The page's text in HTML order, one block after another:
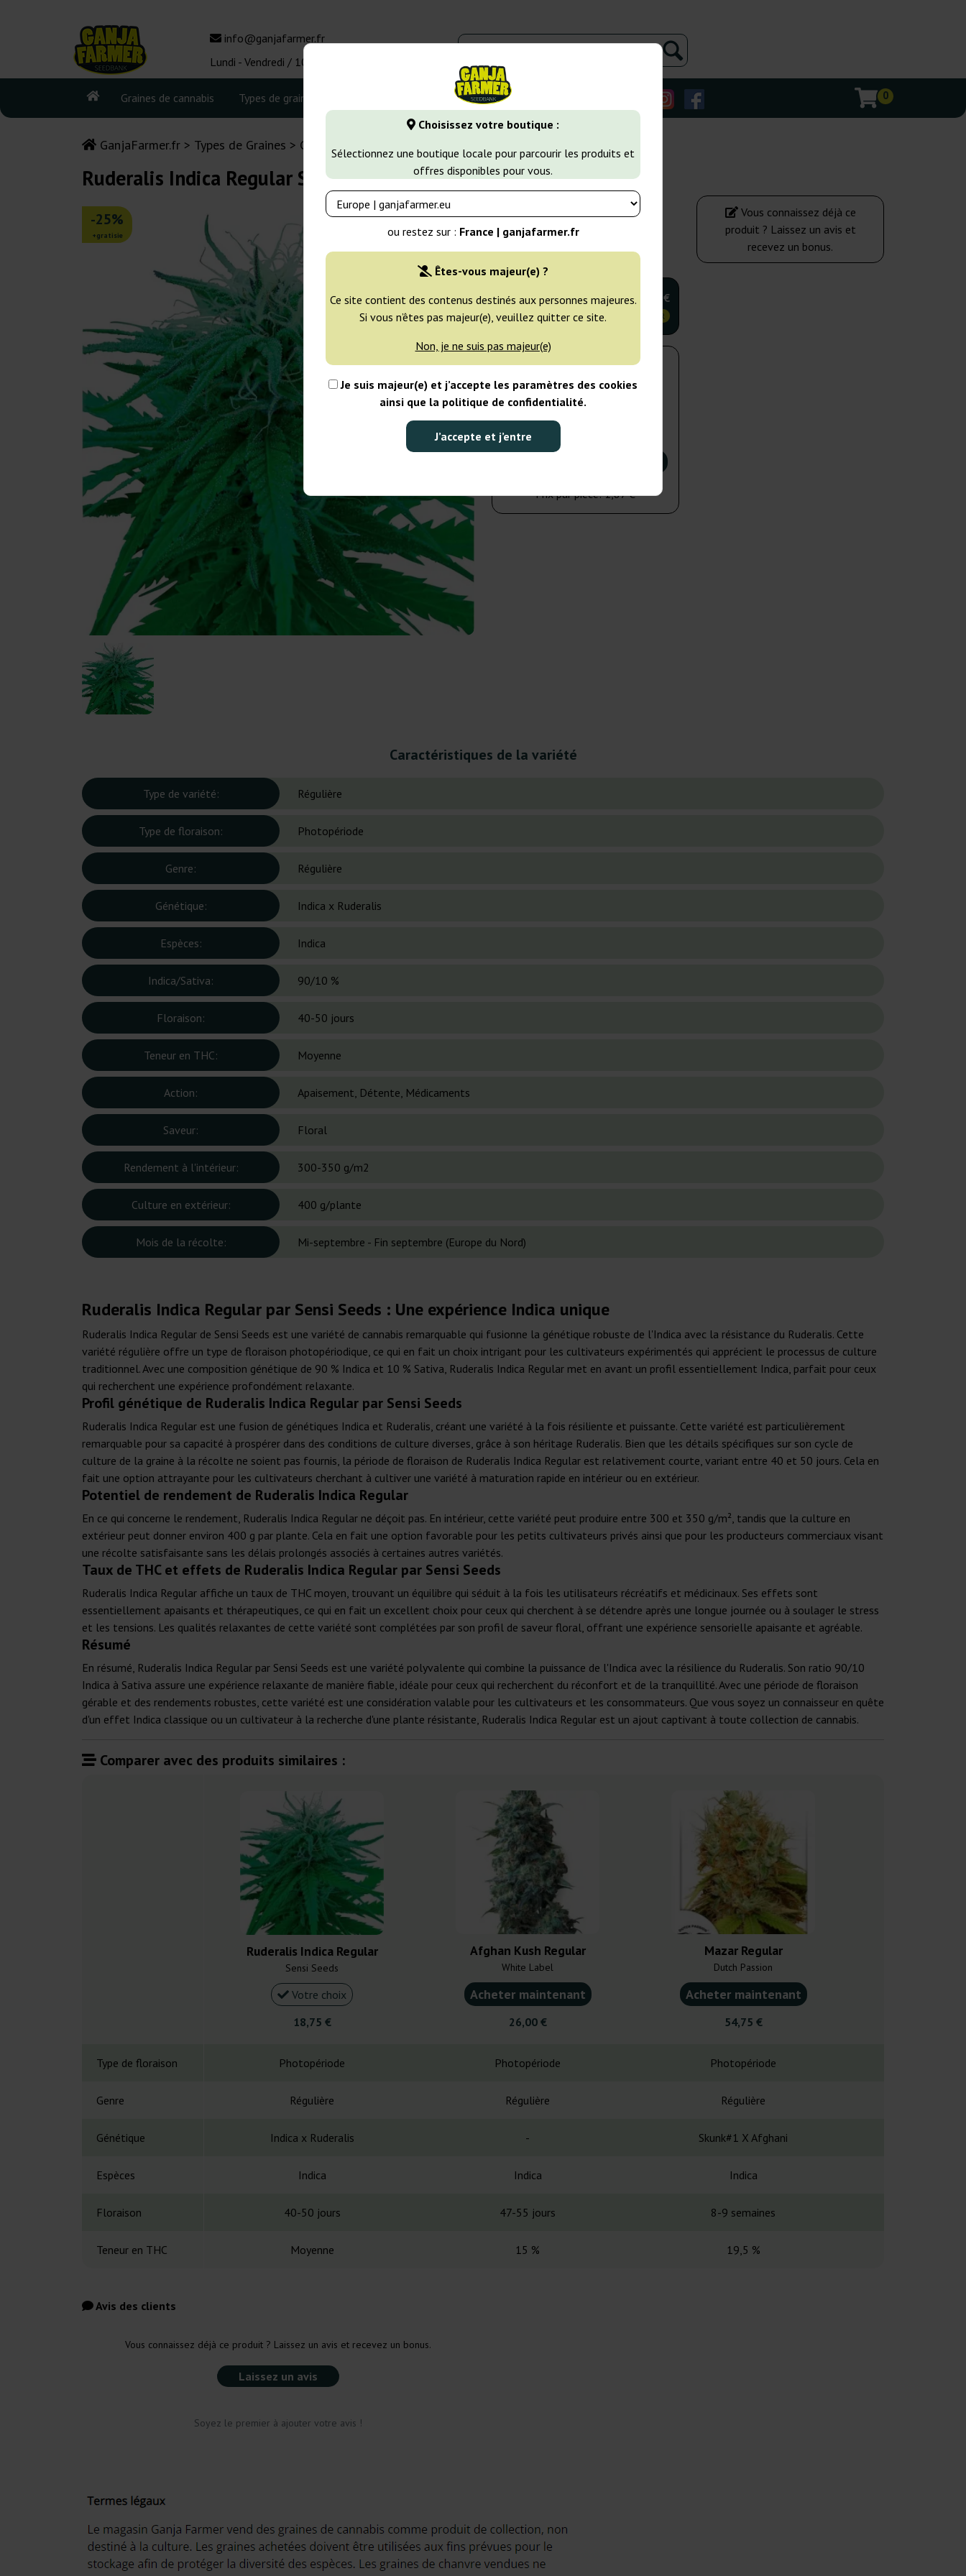
Choisissez votre boutique :
Sélectionnez une boutique locale pour parcourir les produits et
offres disponibles pour vous.
ou restez sur : France | ganjafarmer.fr
Êtes-vous majeur(e) ?
Ce site contient des contenus destinés aux personnes majeures.
Si vous n’êtes pas majeur(e), veuillez quitter ce site.
Non, je ne suis pas majeur(e)
Je suis majeur(e) et j’accepte les paramètres des cookies
ainsi que la politique de confidentialité.
J’accepte et j’entre
info@ganjafarmer.fr
Lundi - Vendredi / 10:00 - 16:00
Graines de cannabis Types de graines Variétés de cannabis 0
GanjaFarmer.fr Types de Graines Graines de Cannabis Indica
Ruderalis Indica Regular Sensi Seeds
-25%
+gratisie
Sensi Seeds
10 graines
EXPÉD. 24H
18,75 €
25% MOINS CHER
10 graines
25,00 € 18,75 €
Nombre de paquets :
Prix par pièce:1,87 €
Vous connaissez déjà ce
produit ? Laissez un avis et
recevez un bonus.
Caractéristiques de la variété
Type de variété: Régulière
Type de floraison: Photopériode
Genre: Régulière
Génétique: Indica x Ruderalis
Espèces: Indica
Indica/Sativa: 90/10 %
Floraison: 40-50 jours
Teneur en THC: Moyenne
Action: Apaisement, Détente, Médicaments
Saveur: Floral
Rendement à l'intérieur: 300-350 g/m2
Culture en extérieur: 400 g/plante
Mois de la récolte: Mi-septembre - Fin septembre (Europe du Nord)
Ruderalis Indica Regular par Sensi Seeds : Une expérience Indica unique
Ruderalis Indica Regular de Sensi Seeds est une variété de cannabis remarquable qui fusionne la génétique robuste de l'Indica avec la résistance du Ruderalis. Cette
variété régulière offre un type de floraison photopériodique, ce qui en fait un choix intrigant pour les cultivateurs expérimentés qui apprécient le processus de culture
traditionnel. Avec une composition génétique de 90 % Indica et 10 % Sativa, Ruderalis Indica Regular met en avant un profil essentiellement Indica, parfait pour ceux
qui recherchent une expérience profondément relaxante.
Profil génétique de Ruderalis Indica Regular par Sensi Seeds
Ruderalis Indica Regular est une fusion de génétiques Indica et Ruderalis, créant une variété à la fois résiliente et puissante. Cette variété est particulièrement
remarquable pour sa capacité à prospérer dans des conditions de culture diverses, grâce à son héritage Ruderalis. Bien que les détails spécifiques sur son cycle de
culture de la graine à la récolte ne soient pas fournis, la période de floraison de Ruderalis Indica Regular est relativement courte, variant entre 40 et 50 jours. Cela en
fait une option attrayante pour les cultivateurs cherchant à cultiver une variété à maturation rapide en intérieur ou en extérieur.
Potentiel de rendement de Ruderalis Indica Regular
En ce qui concerne le rendement, Ruderalis Indica Regular ne déçoit pas. En intérieur, cette variété peut produire entre 300 et 350 g/m², tandis que la culture en
extérieur peut donner environ 400 g par plante. Cela en fait une option favorable pour les petits cultivateurs privés ainsi que pour les producteurs commerciaux visant
une récolte satisfaisante sans les délais prolongés associés à certaines autres variétés.
Taux de THC et effets de Ruderalis Indica Regular par Sensi Seeds
Ruderalis Indica Regular affiche un taux de THC moyen, trouvant un équilibre qui séduit à la fois les utilisateurs récréatifs et médicinaux. Ses effets sont
essentiellement apaisants et thérapeutiques, ce qui en fait un excellent choix pour ceux qui cherchent à se détendre après une longue journée ou à soulager le stress
et les tensions. Les qualités relaxantes de cette variété sont complétées par son profil de saveur floral, offrant une expérience sensorielle apaisante et agréable.
Résumé
En résumé, Ruderalis Indica Regular par Sensi Seeds est une variété polyvalente qui combine la puissance de l'Indica avec la résilience du Ruderalis. Son ratio 90/10
Indica à Sativa assure une expérience relaxante de manière fiable, idéale pour ceux qui recherchent du réconfort et de la tranquillité. Avec une période de floraison
gérable et des rendements robustes, cette variété est une considération valable pour les cultivateurs et les consommateurs. Que vous soyez un connaisseur en quête
d'un effet Indica classique ou un cultivateur à la recherche d'une plante résistante, Ruderalis Indica Regular est un ajout captivant à toute collection de cannabis.
Comparer avec des produits similaires :
Ruderalis Indica Regular
Sensi Seeds
Votre choix
18,75 €
Afghan Kush Regular
White Label
Acheter maintenant
26,00 €
Mazar Regular
Dutch Passion
Acheter maintenant
54,75 €
Type de floraison Photopériode Photopériode Photopériode
Genre Régulière Régulière Régulière
Génétique Indica x Ruderalis - Skunk#1 X Afghani
Espèces Indica Indica Indica
Floraison 40-50 jours 47-55 jours 8-9 semaines
Teneur en THC Moyenne 15 % 19,5 %
Avis des clients
Vous connaissez déjà ce produit ? Laissez un avis et recevez un bonus.
Laissez un avis
Soyez le premier à ajouter votre avis !